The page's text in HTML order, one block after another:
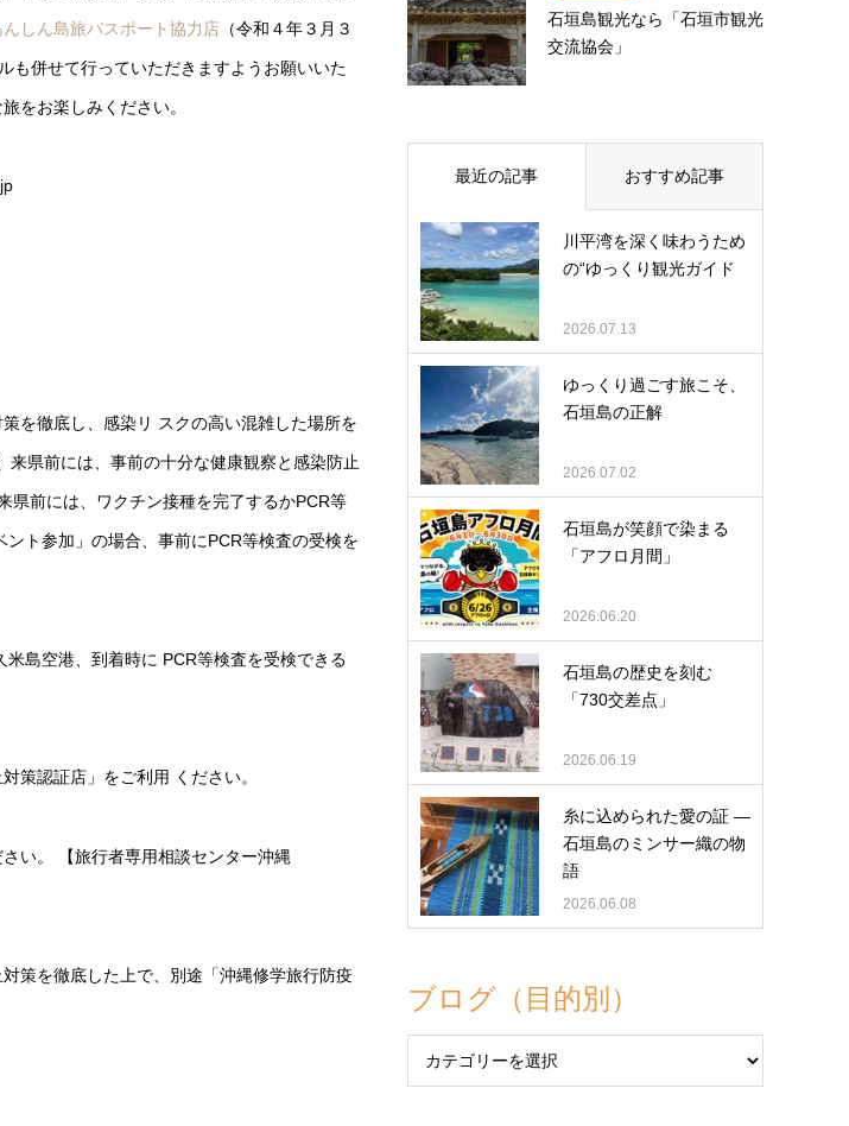
んしん島旅パスポート協力店 （令和４年３月３
も併せて行っていただきますようお願いいた
をお楽しみください。
を徹底し、感染リ スクの高い混雑した場所を
県前には、事前の十分な健康観察と感染防止
県前には、ワクチン接種を完了するかPCR等
ト参加」の場合、事前にPCR等検査の受検を
島空港、到着時に PCR等検査を受検できる
策認証店」をご利用 ください。
い。 【旅行者専用相談センター沖縄
策を徹底した上で、別途「沖縄修学旅行防疫
石垣島観光なら「石垣市観光
交流協会」
最近の記事 おすすめ記事
川平湾を深く味わうため
の“ゆっくり観光ガイド
2026.07.13
ゆっくり過ごす旅こそ、
石垣島の正解
2026.07.02
石垣島が笑顔で染まる
「アフロ月間」
2026.06.20
石垣島の歴史を刻む
「730交差点」
2026.06.19
糸に込められた愛の証 ―
石垣島のミンサー織の物
語
2026.06.08
ブログ（目的別）